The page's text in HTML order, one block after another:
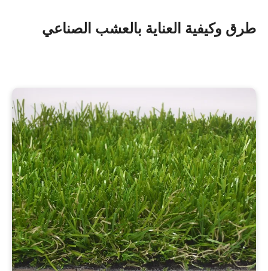
طرق وكيفية العناية بالعشب الصناعي